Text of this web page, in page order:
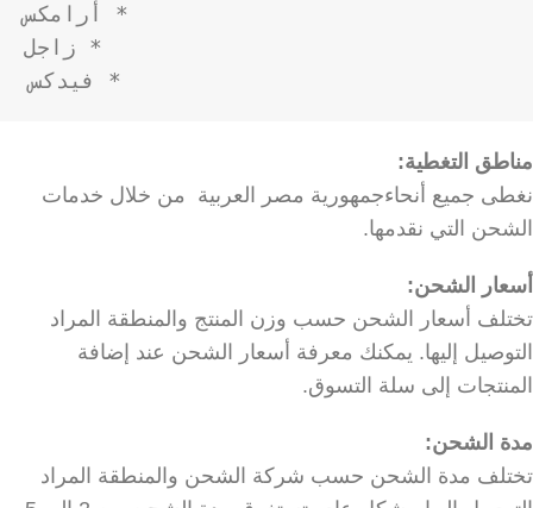
* فيدكس
مناطق التغطية:
نغطى جميع أنحاءجمهورية مصر العربية من خلال خدمات
الشحن التي نقدمها.
أسعار الشحن:
تختلف أسعار الشحن حسب وزن المنتج والمنطقة المراد
التوصيل إليها. يمكنك معرفة أسعار الشحن عند إضافة
المنتجات إلى سلة التسوق.
مدة الشحن:
تختلف مدة الشحن حسب شركة الشحن والمنطقة المراد